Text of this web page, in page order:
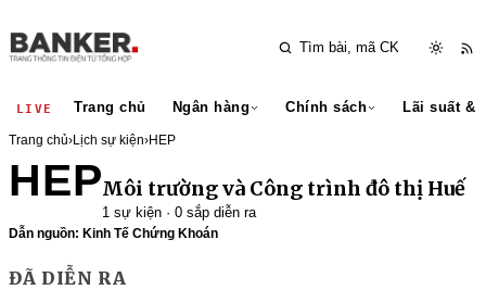
LIVE Trang chủ Ngân hàng Chính sách Lãi suất &
Trang chủ›Lịch sự kiện›HEP
HEPMôi trường và Công trình đô thị Huế
1 sự kiện · 0 sắp diễn ra
Dẫn nguồn: Kinh Tế Chứng Khoán
ĐÃ DIỄN RA